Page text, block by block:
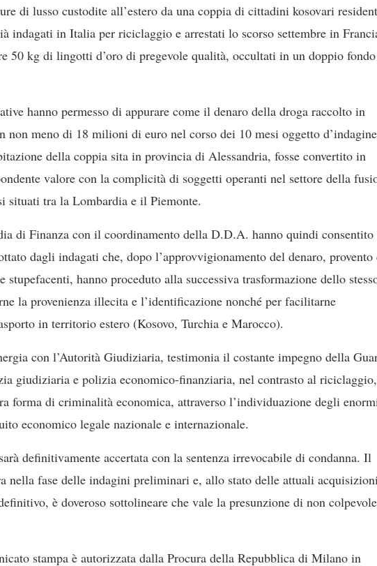
di lusso custodite all’estero da una coppia di cittadini kosovari
indagati in Italia per riciclaggio e arrestati lo scorso settembre in
50 kg di lingotti d’oro di pregevole qualità, occultati in un doppio
hanno permesso di appurare come il denaro della droga raccolto in
non meno di 18 milioni di euro nel corso dei 10 mesi oggetto
della coppia sita in provincia di Alessandria, fosse convertito in
valore con la complicità di soggetti operanti nel settore della
situati tra la Lombardia e il Piemonte.
di Finanza con il coordinamento della D.D.A. hanno quindi
dagli indagati che, dopo l’approvvigionamento del denaro, provento
stupefacenti, hanno proceduto alla successiva trasformazione dello
la provenienza illecita e l’identificazione nonché per facilitarne
in territorio estero (Kosovo, Turchia e Marocco).
con l’Autorità Giudiziaria, testimonia il costante impegno della
giudiziaria e polizia economico-finanziaria, nel contrasto al
forma di criminalità economica, attraverso l’individuazione degli
economico legale nazionale e internazionale.
definitivamente accertata con la sentenza irrevocabile di condanna. Il
nella fase delle indagini preliminari e, allo stato delle attuali
è doveroso sottolineare che vale la presunzione di non
stampa è autorizzata dalla Procura della Repubblica di Milano in